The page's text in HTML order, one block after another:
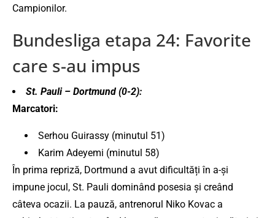
Campionilor.
Bundesliga etapa 24: Favorite
care s-au impus
St. Pauli – Dortmund (0-2):
Marcatori:
Serhou Guirassy (minutul 51)
Karim Adeyemi (minutul 58)
În prima repriză, Dortmund a avut dificultăți în a-și
impune jocul, St. Pauli dominând posesia și creând
câteva ocazii. La pauză, antrenorul Niko Kovac a